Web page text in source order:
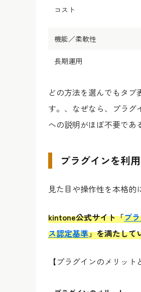
コスト
機能／柔軟性
長期運用
どの方法を選んでもタブ
す。、なぜなら、プラグ
への説明がほぼ不要であ
プラグインを利
見た目や操作性を本格的
kintone公式サイト「プ
ス認定基準」を満たして
【プラグインのメリット